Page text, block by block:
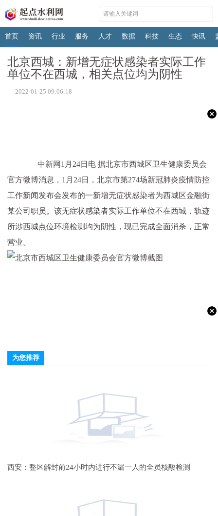
首页 资讯 行业 服务 人才 数据 科技 生态 快讯
北京西城：新增无症状感染者实际工作
单位不在西城，相关点位均为阴性
2022-01-25 09:06:18
中新网 1月24日电 据北京市西城区卫生健康委员会
官方微博消息，1月24日，北京市第274场新冠肺炎疫情防控
工作新闻发布会发布的一新增无症状感染者为西城区金融街
某公司职员。该无症状感染者实际工作单位不在西城，轨迹
所涉西城点位环境检测均为阴性，现已完成全面消杀，正常
营业。
为您推荐
西安：整区解封前24小时内进行不漏一人的全员核酸检测